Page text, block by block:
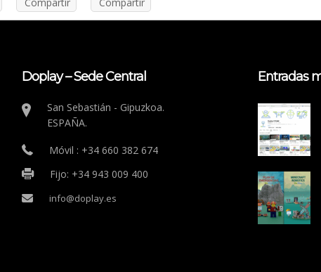
Compartir Compartir
Doplay – Sede Central
San Sebastián - Gipuzkoa.
ESPAÑA.
Móvil : +34 660 382 674
Fijo: +34 943 009 400
info@doplay.es
Entradas